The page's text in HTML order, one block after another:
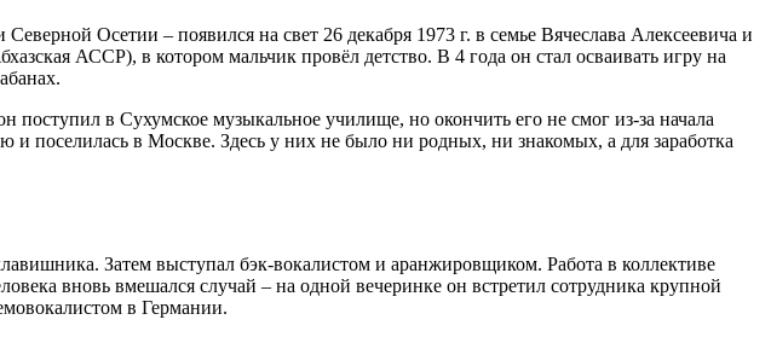
Осетии – появился на свет 26 декабря 1973 г. в семье Вячеслава Алексеевича и
АССР), в котором мальчик провёл детство. В 4 года он стал осваивать игру на
в Сухумское музыкальное училище, но окончить его не смог из-за начала
и поселилась в Москве. Здесь у них не было ни родных, ни знакомых, а для заработка
Затем выступал бэк-вокалистом и аранжировщиком. Работа в коллективе
вновь вмешался случай – на одной вечеринке он встретил сотрудника крупной
в Германии.